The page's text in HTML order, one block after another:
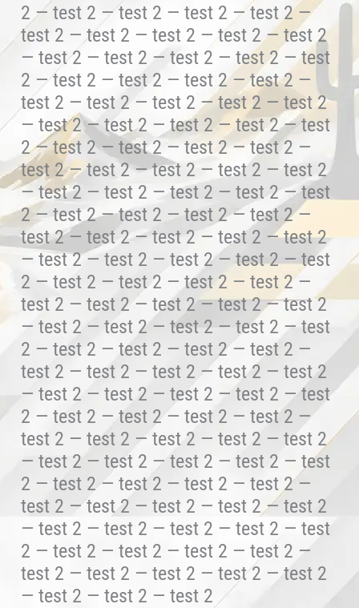
2 — test 2 — test 2 — test 2 — test 2 —
test 2 — test 2 — test 2 — test 2 — test 2
— test 2 — test 2 — test 2 — test 2 — test
2 — test 2 — test 2 — test 2 — test 2 —
test 2 — test 2 — test 2 — test 2 — test 2
— test 2 — test 2 — test 2 — test 2 — test
2 — test 2 — test 2 — test 2 — test 2 —
test 2 — test 2 — test 2 — test 2 — test 2
— test 2 — test 2 — test 2 — test 2 — test
2 — test 2 — test 2 — test 2 — test 2 —
test 2 — test 2 — test 2 — test 2 — test 2
— test 2 — test 2 — test 2 — test 2 — test
2 — test 2 — test 2 — test 2 — test 2 —
test 2 — test 2 — test 2 — test 2 — test 2
— test 2 — test 2 — test 2 — test 2 — test
2 — test 2 — test 2 — test 2 — test 2 —
test 2 — test 2 — test 2 — test 2 — test 2
— test 2 — test 2 — test 2 — test 2 — test
2 — test 2 — test 2 — test 2 — test 2 —
test 2 — test 2 — test 2 — test 2 — test 2
— test 2 — test 2 — test 2 — test 2 — test
2 — test 2 — test 2 — test 2 — test 2 —
test 2 — test 2 — test 2 — test 2 — test 2
— test 2 — test 2 — test 2 — test 2 — test
2 — test 2 — test 2 — test 2 — test 2 —
test 2 — test 2 — test 2 — test 2 — test 2
— test 2 — test 2 — test 2